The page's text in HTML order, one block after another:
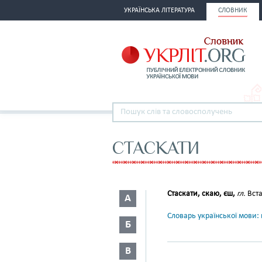
УКРАЇНСЬКА ЛІТЕРАТУРА СЛОВНИК
СТАСКАТИ
А
Б
В
Стаскати, скаю, єш, гл.
Словарь української